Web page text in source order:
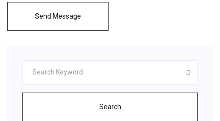
Send Message
Search